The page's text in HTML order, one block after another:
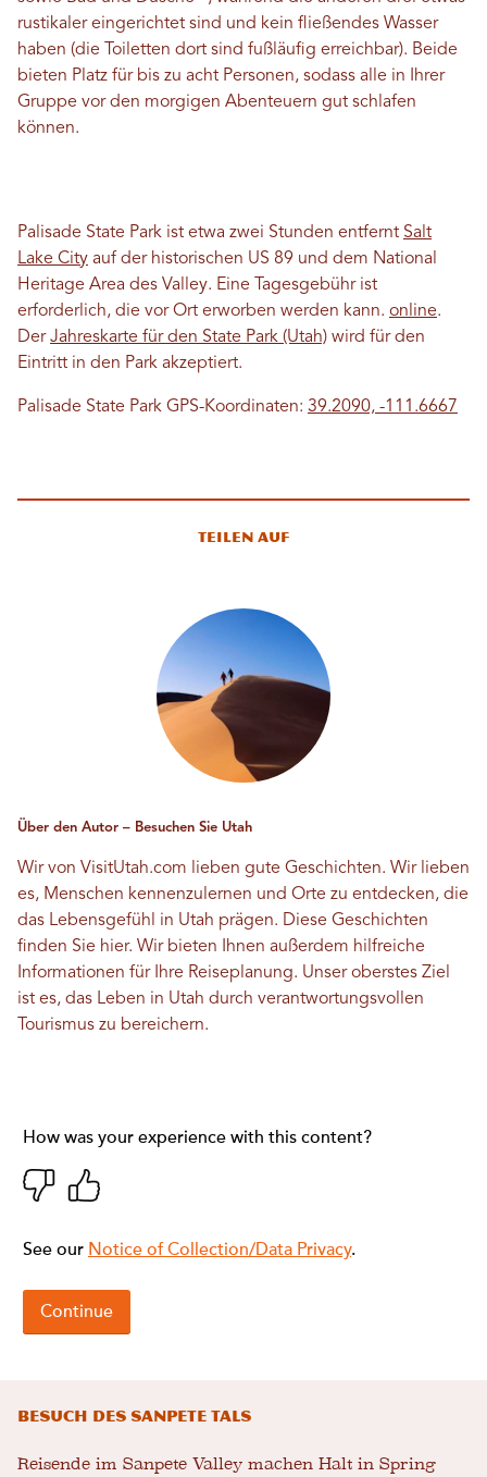
rustikaler eingerichtet sind und kein fließendes Wasser
haben (die Toiletten dort sind fußläufig erreichbar). Beide
bieten Platz für bis zu acht Personen, sodass alle in Ihrer
Gruppe vor den morgigen Abenteuern gut schlafen
können.
Palisade State Park ist etwa zwei Stunden entfernt Salt
Lake City auf der historischen US 89 und dem National
Heritage Area des Valley. Eine Tagesgebühr ist
erforderlich, die vor Ort erworben werden kann. online.
DerJahreskarte für den State Park (Utah) wird für den
Eintritt in den Park akzeptiert.
Palisade State Park GPS-Koordinaten: 39.2090, -111.6667
Teilen auf
Über den Autor – Besuchen Sie Utah
Wir von VisitUtah.com lieben gute Geschichten. Wir lieben
es, Menschen kennenzulernen und Orte zu entdecken, die
das Lebensgefühl in Utah prägen. Diese Geschichten
finden Sie hier. Wir bieten Ihnen außerdem hilfreiche
Informationen für Ihre Reiseplanung. Unser oberstes Ziel
ist es, das Leben in Utah durch verantwortungsvollen
Tourismus zu bereichern.
Besuch des Sanpete Tals
Reisende im Sanpete Valley machen Halt in Spring